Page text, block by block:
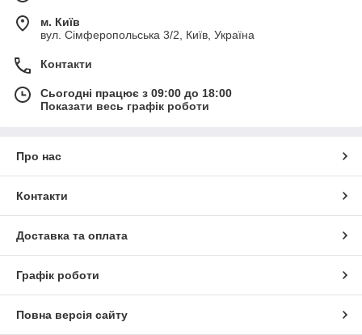
м. Київ
вул. Сімферопольська 3/2, Київ, Україна
Контакти
Сьогодні працює з 09:00 до 18:00
Показати весь графік роботи
Про нас
Контакти
Доставка та оплата
Графік роботи
Повна версія сайту